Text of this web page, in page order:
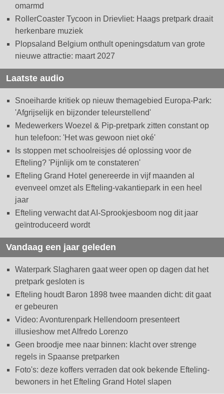
omarmd
RollerCoaster Tycoon in Drievliet: Haags pretpark draait
herkenbare muziek
Plopsaland Belgium onthult openingsdatum van grote
nieuwe attractie: maart 2027
Laatste audio
Snoeiharde kritiek op nieuw themagebied Europa-Park:
'Afgrijselijk en bijzonder teleurstellend'
Medewerkers Woezel & Pip-pretpark zitten constant op
hun telefoon: 'Het was gewoon niet oké'
Is stoppen met schoolreisjes dé oplossing voor de
Efteling? 'Pijnlijk om te constateren'
Efteling Grand Hotel genereerde in vijf maanden al
evenveel omzet als Efteling-vakantiepark in een heel
jaar
Efteling verwacht dat AI-Sprookjesboom nog dit jaar
geïntroduceerd wordt
Vandaag een jaar geleden
Waterpark Slagharen gaat weer open op dagen dat het
pretpark gesloten is
Efteling houdt Baron 1898 twee maanden dicht: dit gaat
er gebeuren
Video: Avonturenpark Hellendoorn presenteert
illusieshow met Alfredo Lorenzo
Geen broodje mee naar binnen: klacht over strenge
regels in Spaanse pretparken
Foto's: deze koffers verraden dat ook bekende Efteling-
bewoners in het Efteling Grand Hotel slapen